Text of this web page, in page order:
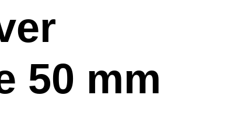
50 mm